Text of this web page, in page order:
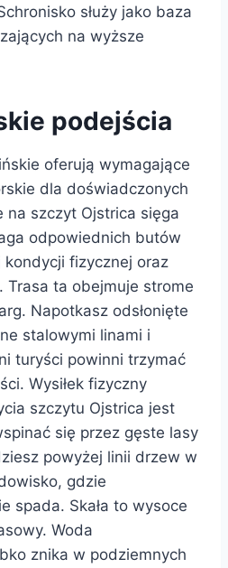
służy jako baza
na wyższe
podejścia
oferują wymagające
dla doświadczonych
na szczyt Ojstrica sięga
odpowiednich butów
kondycji fizycznej oraz
ta obejmuje strome
Napotkasz odsłonięte
stalowymi linami i
turyści powinni trzymać
Wysiłek fizyczny
szczytu Ojstrica jest
się przez gęste lasy
powyżej linii drzew w
gdzie
spada. Skała to wysoce
Woda
znika w podziemnych